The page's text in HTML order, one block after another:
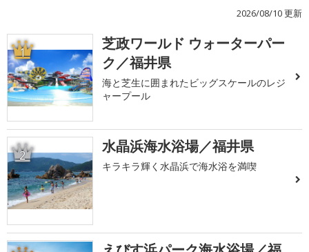
2026/08/10 更新
1
芝政ワールド ウォーターパー
ク／福井県
海と芝生に囲まれたビッグスケールのレジ
ャープール
2 水晶浜海水浴場／福井県
キラキラ輝く水晶浜で海水浴を満喫